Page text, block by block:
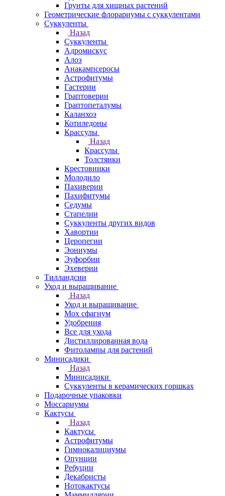
Грунты для хищных растений
Геометрические флорариумы с суккулентами
Суккуленты
Назад
Суккуленты
Адромискус
Алоэ
Анакампсеросы
Астрофитумы
Гастерии
Граптоверии
Граптопеталумы
Каланхоэ
Котиледоны
Крассулы
Назад
Крассулы
Толстянки
Крестовники
Молодило
Пахиверии
Пахифитумы
Седумы
Стапелии
Суккуленты других видов
Хавортии
Церопегии
Эониумы
Эуфорбии
Эхеверии
Тилландсии
Уход и выращивание
Назад
Уход и выращивание
Мох сфагнум
Удобрения
Все для ухода
Дистиллированная вода
Фитолампы для растений
Минисадики
Назад
Минисадики
Суккуленты в керамических горшках
Подарочные упаковки
Моссариумы
Кактусы
Назад
Кактусы
Астрофитумы
Гимнокалициумы
Опунции
Ребуции
Декабристы
Нотокактусы